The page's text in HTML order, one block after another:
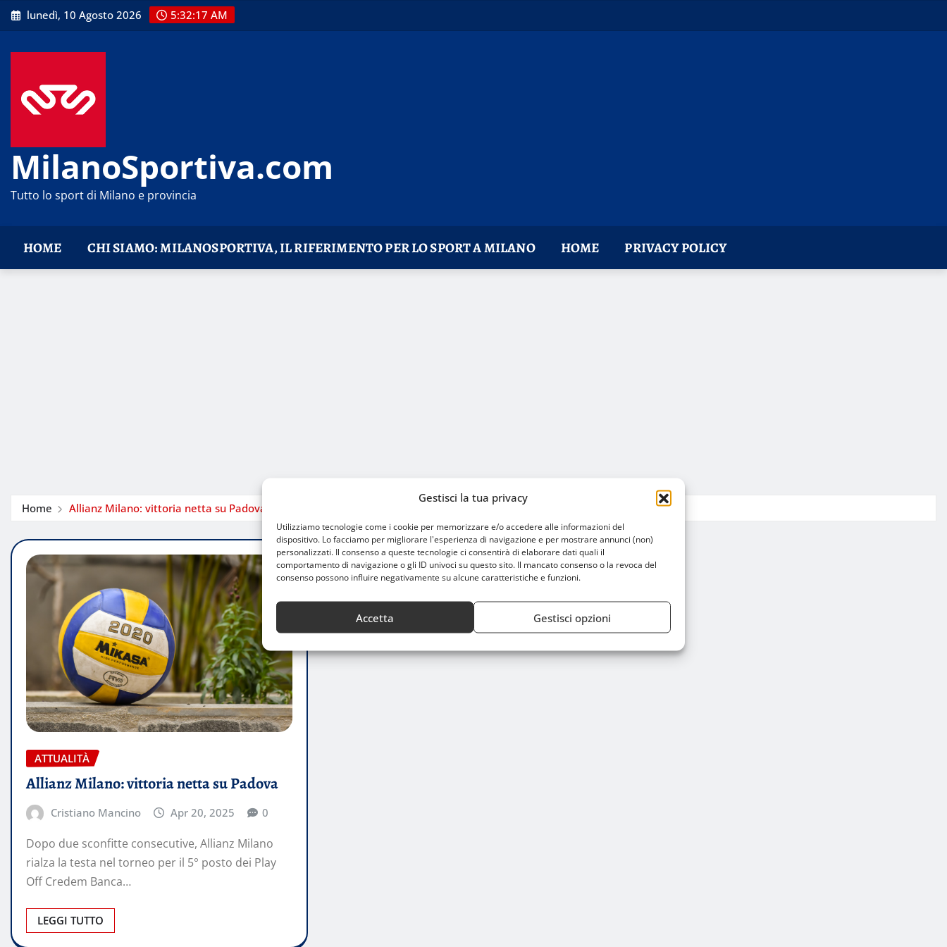
Gestisci la tua privacy
Utilizziamo tecnologie come i cookie per memorizzare e/o accedere alle informazioni del
dispositivo. Lo facciamo per migliorare l'esperienza di navigazione e per mostrare annunci (non)
personalizzati. Il consenso a queste tecnologie ci consentirà di elaborare dati quali il
comportamento di navigazione o gli ID univoci su questo sito. Il mancato consenso o la revoca del
consenso possono influire negativamente su alcune caratteristiche e funzioni.
Accetta Gestisci opzioni
Skip
to
lunedì, 10 Agosto 2026 5:32:17 AM
MilanoSportiva.com
Tutto lo sport di Milano e provincia
HOME CHI SIAMO: MILANOSPORTIVA, IL RIFERIMENTO PER LO SPORT A MILANO HOME PRIVACY POLICY
Home Allianz Milano: vittoria netta su Padova
ATTUALITÀ
Allianz Milano: vittoria netta su Padova
Cristiano Mancino Apr 20, 2025 0
Dopo due sconfitte consecutive, Allianz Milano
rialza la testa nel torneo per il 5° posto dei Play
Off Credem Banca…
LEGGI TUTTO